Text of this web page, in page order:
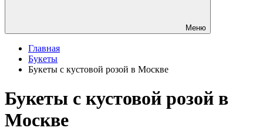
Меню
Главная
Букеты
Букеты с кустовой розой в Москве
Букеты с кустовой розой в
Москве